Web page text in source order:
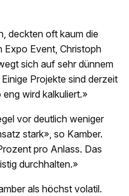
deckten oft kaum die
Expo Event, Christoph
sich auf sehr dünnem
Projekte sind derzeit
wird kalkuliert.»
vor deutlich weniger
stark», so Kamber.
pro Anlass. Das
durchhalten.»
als höchst volatil.